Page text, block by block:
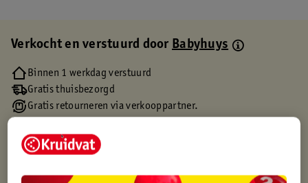
Verkocht en verstuurd doorBabyhuys
Binnen 1 werkdag verstuurd
Gratis thuisbezorgd
Gratis retourneren via verkooppartner.